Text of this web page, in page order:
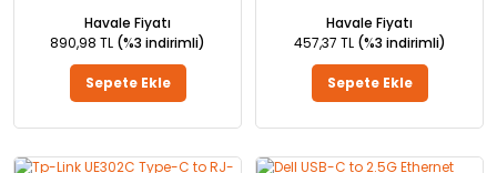
Havale Fiyatı
890,98 TL (%3 indirimli)
Sepete Ekle
Havale Fiyatı
457,37 TL (%3 indirimli)
Sepete Ekle